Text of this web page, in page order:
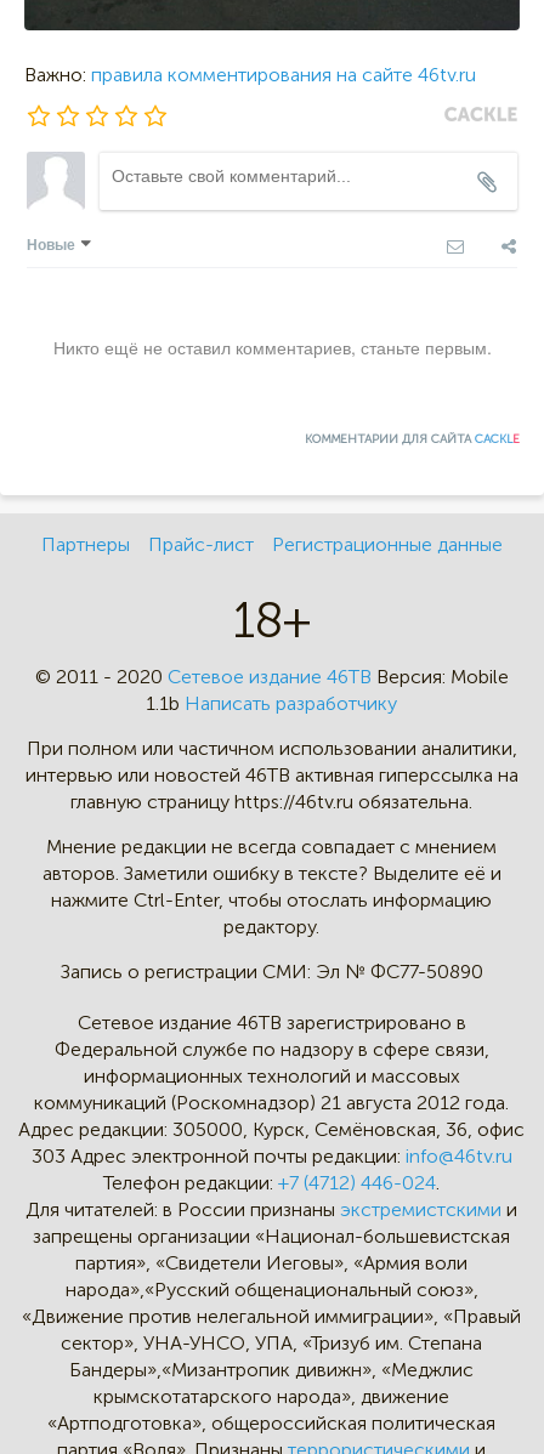
Важно: правила комментирования на сайте 46tv.ru
Новые
Никто ещё не оставил комментариев, станьте первым.
КОММЕНТАРИИ ДЛЯ САЙТАCACKLE
Партнеры Прайс-лист Регистрационные данные
18+
© 2011 - 2020 Сетевое издание 46ТВ Версия: Mobile
1.1b Написать разработчику
При полном или частичном использовании аналитики,
интервью или новостей 46TB активная гиперссылка на
главную страницу https://46tv.ru обязательна.
Мнение редакции не всегда совпадает с мнением
авторов. Заметили ошибку в тексте? Выделите её и
нажмите Ctrl-Enter, чтобы отослать информацию
редактору.
Запись о регистрации СМИ: Эл № ФС77-50890
Сетевое издание 46ТВ зарегистрировано в
Федеральной службе по надзору в сфере связи,
информационных технологий и массовых
коммуникаций (Роскомнадзор) 21 августа 2012 года.
Адрес редакции: 305000, Курск, Семёновская, 36, офис
303 Адрес электронной почты редакции: info@46tv.ru
Телефон редакции: +7 (4712) 446-024.
Для читателей: в России признаныэкстремистскими и
запрещены организации «Национал-большевистская
партия», «Свидетели Иеговы», «Армия воли
народа»,«Русский общенациональный союз»,
«Движение против нелегальной иммиграции», «Правый
сектор», УНА-УНСО, УПА, «Тризуб им. Степана
Бандеры»,«Мизантропик дивижн», «Меджлис
крымскотатарского народа», движение
«Артподготовка», общероссийская политическая